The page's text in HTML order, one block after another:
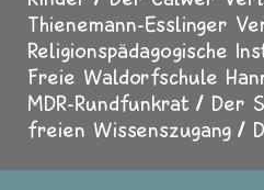
Thienemann-Esslinger
Religionspädagogische
Freie Waldorfschule
MDR-Rundfunkrat
Der
freien Wissenszugang